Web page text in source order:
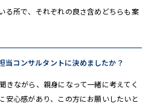
る所で、それぞれの良さ含めどちらも案
当コンサルタントに決めましたか？
きながら、親身になって一緒に考えてく
安心感があり、この方にお願いしたいと